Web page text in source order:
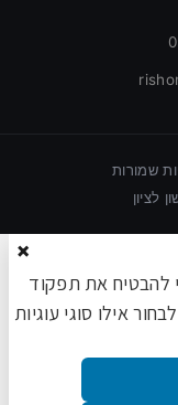
שמורות
לציון
×
להבטיח את תפקוד
אילו סוגי עוגיות